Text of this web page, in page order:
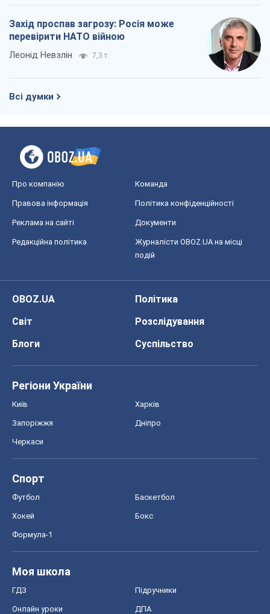
Захід проспав загрозу: Росія може
перевірити НАТО війною
Леонід Невзлін 7,3 т.
Всі думки
Про компанію Команда
Правова інформація Політика конфіденційності
Реклама на сайті Документи
Редакційна політика
Журналісти OBOZ.UA на місці
подій
OBOZ.UA
Політика
Світ
Розслідування
Блоги
Суспільство
Регіони України
Київ Харків
Запоріжжя Дніпро
Черкаси
Спорт
Футбол Баскетбол
Хокей Бокс
Формула-1
Моя школа
ГДЗ Підручники
Онлайн уроки ДПА